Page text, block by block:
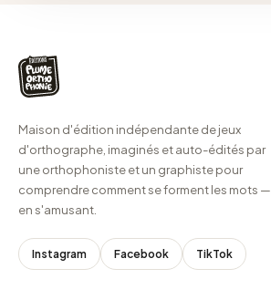
Maison d'édition indépendante de jeux
d'orthographe, imaginés et auto-édités par
une orthophoniste et un graphiste pour
comprendre comment se forment les mots —
en s'amusant.
Instagram Facebook TikTok